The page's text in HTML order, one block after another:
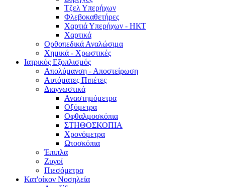
Τζελ Υπερήχων
Φλεβοκαθετήρες
Χαρτιά Υπερήχων - ΗΚΤ
Χαρτικά
Ορθοπεδικά Αναλώσιμα
Χημικά - Χρωστικές
Ιατρικός Εξοπλισμός
Απολύμανση - Αποστείρωση
Αυτόματες Πιπέτες
Διαγνωστικά
Αναστημόμετρα
Οξύμετρα
Οφθαλμοσκόπια
ΣΤΗΘΟΣΚΟΠΙΑ
Χρονόμετρα
Ωτοσκόπια
Έπιπλα
Ζυγοί
Πιεσόμετρα
Κατ'οίκον Νοσηλεία